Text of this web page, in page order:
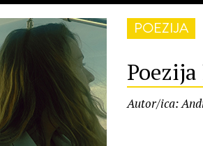
POEZIJA
Autor/ica: